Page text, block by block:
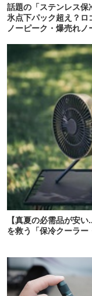
話題の「ステンレス保
氷点下パック超え？ロ
ノーピーク・爆売れノ
【真夏の必需品が安
を救う「保冷クーラ